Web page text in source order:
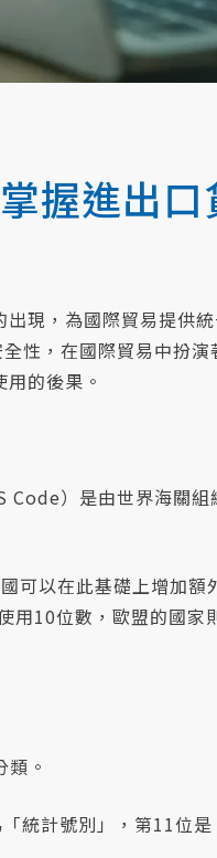
握進出
現，為國際貿易提供
性，在國際貿易中扮
的後果。
）是由世界海關組
可以在此基礎上增加額
10位數，歐盟的國家
。
統計號別」，第11位是